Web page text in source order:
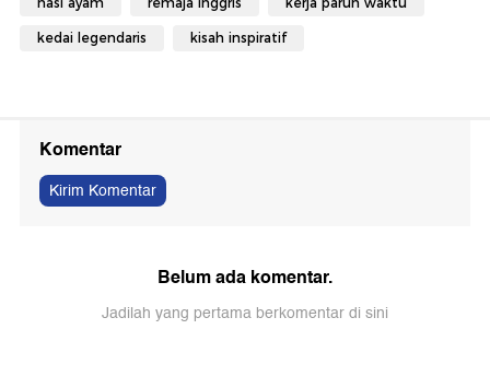
kedai legendaris kisah inspiratif
Komentar
Kirim Komentar
Belum ada komentar.
Jadilah yang pertama berkomentar di sini